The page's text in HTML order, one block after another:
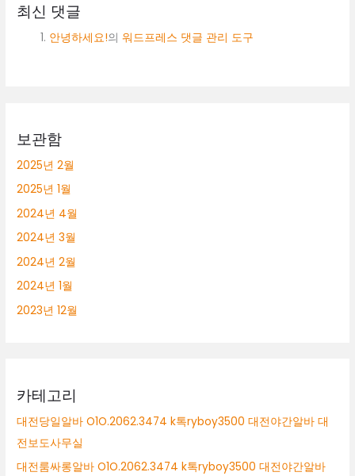
최신 댓글
안녕하세요!의워드프레스 댓글 관리 도구
보관함
2025년 2월
2025년 1월
2024년 4월
2024년 3월
2024년 2월
2024년 1월
2023년 12월
카테고리
대전당일알바 O1O.2062.3474 k톡ryboy3500 대전야간알바 대
전보도사무실
대전룸싸롱알바 O1O.2062.3474 k톡ryboy3500 대전야간알바